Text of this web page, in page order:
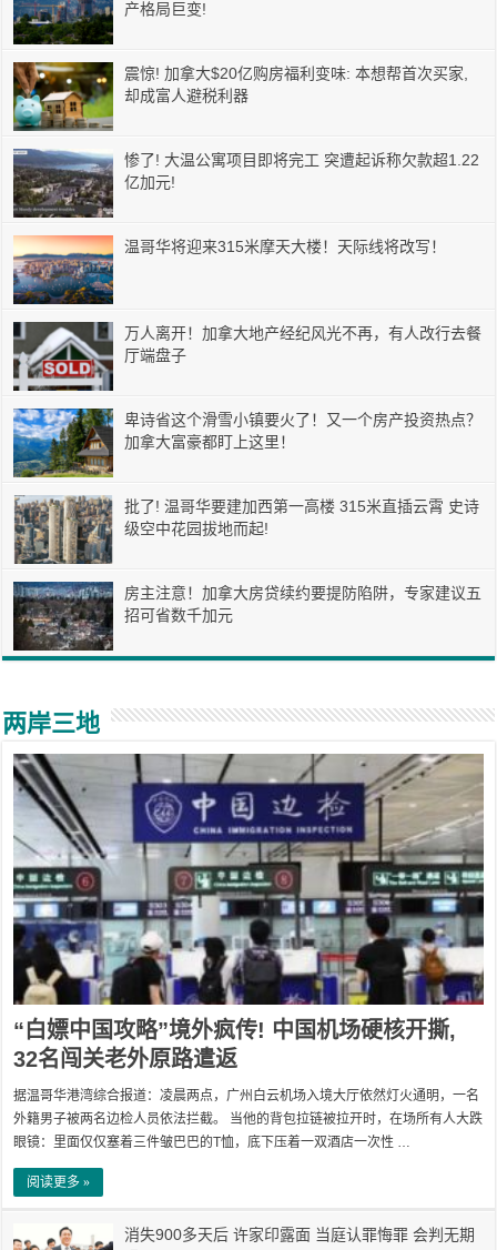
产格局巨变!
震惊! 加拿大$20亿购房福利变味: 本想帮首次买家,
却成富人避税利器
惨了! 大温公寓项目即将完工 突遭起诉称欠款超1.22
亿加元!
温哥华将迎来315米摩天大楼！天际线将改写！
万人离开！加拿大地产经纪风光不再，有人改行去餐
厅端盘子
卑诗省这个滑雪小镇要火了！又一个房产投资热点？
加拿大富豪都盯上这里！
批了! 温哥华要建加西第一高楼 315米直插云霄 史诗
级空中花园拔地而起!
房主注意！加拿大房贷续约要提防陷阱，专家建议五
招可省数千加元
两岸三地
“白嫖中国攻略”境外疯传! 中国机场硬核开撕,
32名闯关老外原路遣返
据温哥华港湾综合报道：凌晨两点，广州白云机场入境大厅依然灯火通明，一名
外籍男子被两名边检人员依法拦截。 当他的背包拉链被拉开时，在场所有人大跌
眼镜：里面仅仅塞着三件皱巴巴的T恤，底下压着一双酒店一次性 …
阅读更多 »
消失900多天后 许家印露面 当庭认罪悔罪 会判无期